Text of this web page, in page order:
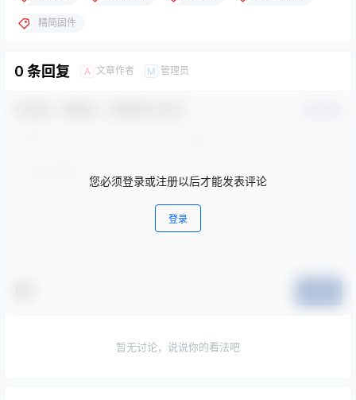
精简固件
0 条回复 A 文章作者 M 管理员
您必须登录或注册以后才能发表评论
登录
暂无讨论，说说你的看法吧